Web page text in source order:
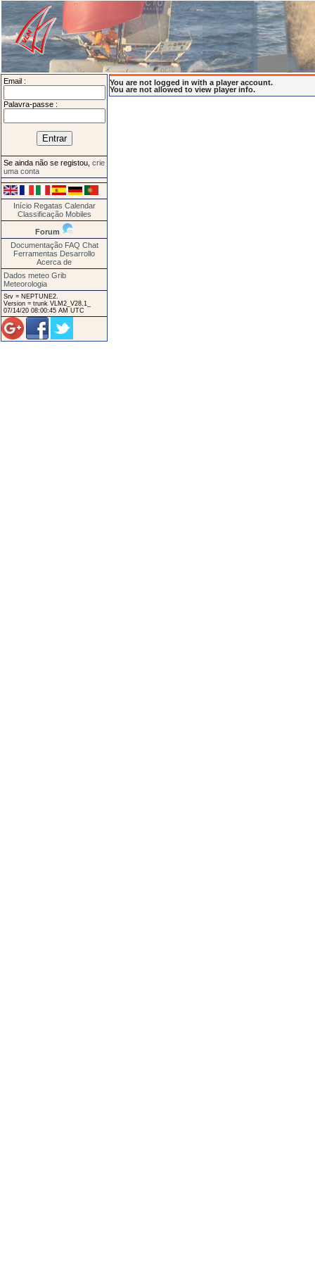
Email :
Palavra-passe :
Se ainda não se registou, crie
uma conta
Início Regatas Calendar
Classificação Mobiles
Forum
Documentação FAQ Chat
Ferramentas Desarrollo
Acerca de
Dados meteo Grib
Meteorologia
Srv = NEPTUNE2.
Version = trunk VLM2_V28.1_
07/14/20 08:00:45 AM UTC
You are not logged in with a player account.
You are not allowed to view player info.